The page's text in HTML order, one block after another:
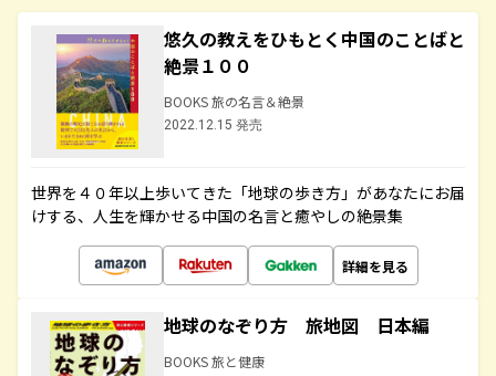
悠久の教えをひもとく中国のことばと
絶景１００
BOOKS 旅の名言＆絶景
2022.12.15 発売
世界を４０年以上歩いてきた「地球の歩き方」があなたにお届
けする、人生を輝かせる中国の名言と癒やしの絶景集
詳細を見る
地球のなぞり方 旅地図 日本編
BOOKS 旅と健康